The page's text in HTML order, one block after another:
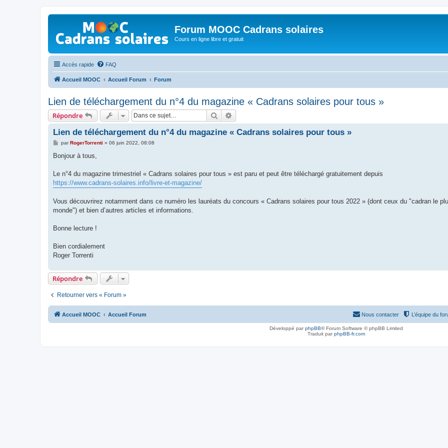
Forum MOOC Cadrans solaires
Cours en ligne libre et gratuit
Accès rapide FAQ
Accueil MOOC Accueil Forum Forum
Lien de téléchargement du n°4 du magazine « Cadrans solaires pour tous »
Répondre Rechercher
Lien de téléchargement du n°4 du magazine « Cadrans solaires pour tous »
M
s
g
parRogerTorrenti » 06 juin 2022, 08:08
Bonjour à tous,
Le n°4 du magazine trimestriel « Cadrans solaires pour tous » est paru et peut être téléchargé gratuitement depuis
https://www.cadrans-solaires.info/livre-et-magazine/
Vous découvrirez notamment dans ce numéro les lauréats du concours « Cadrans solaires pour tous 2022 » (dont ceux du "cadran le
monde") et bien d’autres articles et informations.
Bonne lecture !
Bien cordialement
Roger Torrenti
Répondre
Retourner vers « Forum »
Accueil MOOC Accueil Forum L’équipe du
Nous contacter
Développé parphpBB® Forum Software © phpBB Limited
Traduit parphpBB-fr.com